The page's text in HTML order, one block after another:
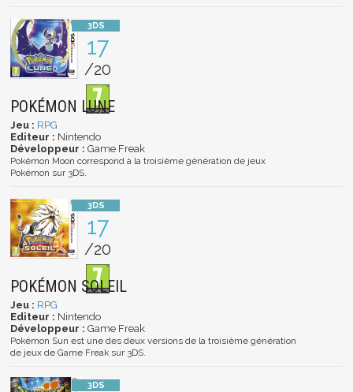
17
/20
POKÉMON LUNE
Jeu : RPG
Editeur : Nintendo
Développeur : Game Freak
Pokémon Moon correspond à la troisième génération de jeux
Pokémon sur 3DS.
17
/20
POKÉMON SOLEIL
Jeu : RPG
Editeur : Nintendo
Développeur : Game Freak
Pokémon Sun est une des deux versions de la troisième génération
de jeux de Game Freak sur 3DS.